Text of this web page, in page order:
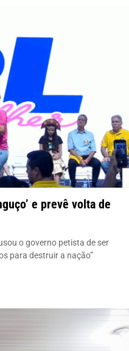
e prevê volta de
o governo petista de ser
para destruir a nação”